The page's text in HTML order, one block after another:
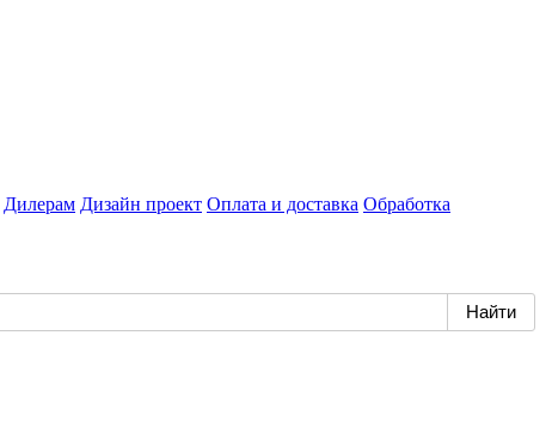
Дилерам Дизайн проект Оплата и доставка Обработка